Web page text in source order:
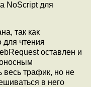
NoScript для
так как
чтения
оставлен и
весь трафик, но не
в него